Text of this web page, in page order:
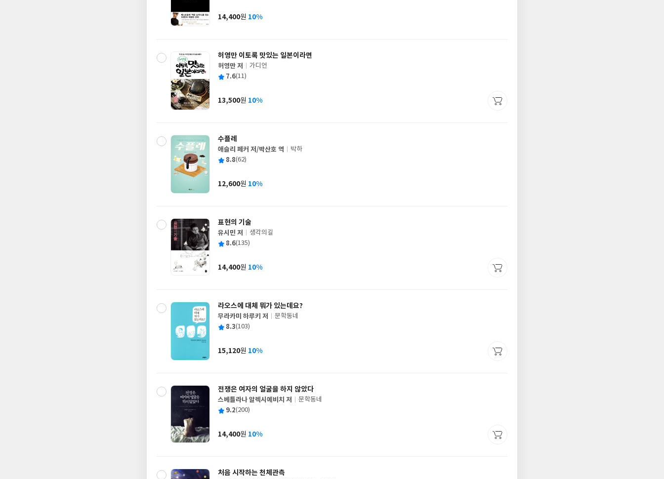
사
가
14,400원 10%
허영만 이토록 맛있는 일본이라면
글
쓴
허영만 저
출
사
가디언
평 7.6(11)
가
13,500원 10%
수플레
글
쓴
애슬리 페커 저/박산호 역
출
사
박하
평 8.8(62)
가
12,600원 10%
표현의 기술
글
쓴
유시민 저
출
사
생각의길
평 8.6(135)
가
14,400원 10%
라오스에 대체 뭐가 있는데요?
글
쓴
무라카미 하루키 저
출
사
문학동네
평 8.3(103)
가
15,120원 10%
전쟁은 여자의 얼굴을 하지 않았다
글
쓴
스베틀라나 알렉시예비치 저
출
사
문학동네
평 9.2(200)
가
14,400원 10%
처음 시작하는 천체관측